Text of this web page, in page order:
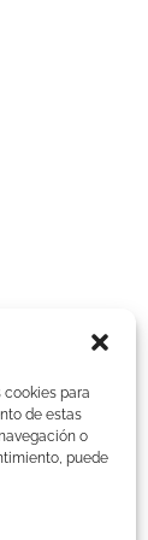
para
de estas
o
puede